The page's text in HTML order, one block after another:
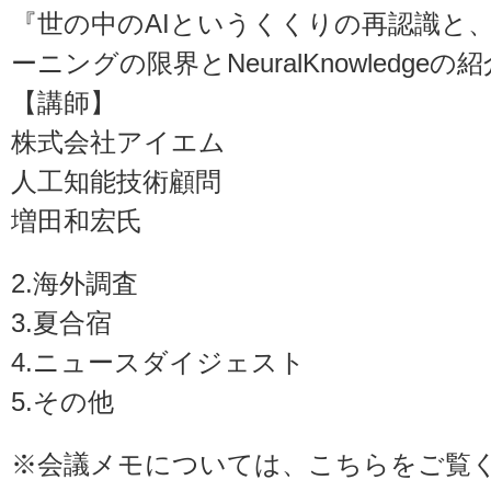
『世の中のAIというくくりの再認識と
ーニングの限界とNeuralKnowledgeの紹
【講師】
株式会社アイエム
人工知能技術顧問
増田和宏氏
2.海外調査
3.夏合宿
4.ニュースダイジェスト
5.その他
※会議メモについては、 こちら をご覧